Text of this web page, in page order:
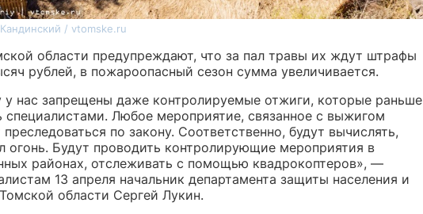
/ vtomske.ru
области предупреждают, что за пал травы их ждут штрафы
рублей, в пожароопасный сезон сумма увеличивается.
у нас запрещены даже контролируемые отжиги, которые раньше
специалистами. Любое мероприятие, связанное с выжигом
по закону. Соответственно, будут вычислять,
огонь. Будут проводить контролирующие мероприятия в
районах, отслеживать с помощью квадрокоптеров», —
13 апреля начальник департамента защиты населения и
области Сергей Лукин.